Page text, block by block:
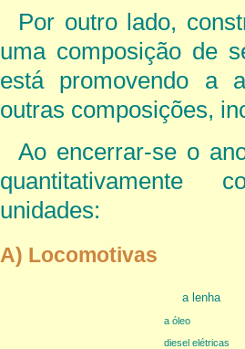
Por outro lado,
uma composição de
está promovendo a
outras composições,
Ao encerrar-se o
quantitativamente
unidades:
A) Locomotivas
a lenha
a óleo
diesel elétricas